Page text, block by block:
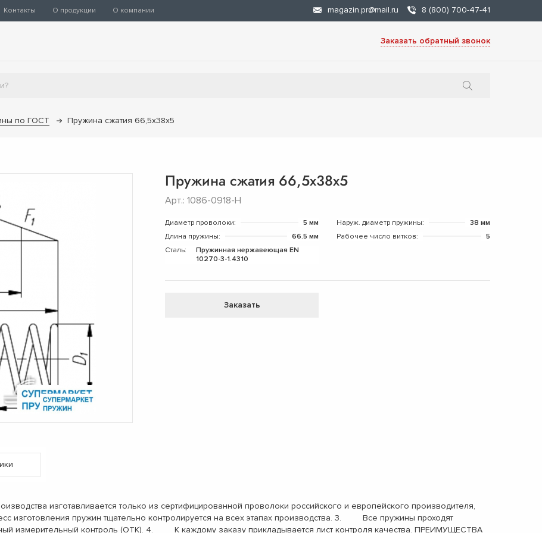
Контакты О продукции О компании magazin.pr@mail.ru 8 (800) 700-47-41
Заказать обратный звонок
по ГОСТ Пружина сжатия 66,5х38х5
Пружина сжатия 66,5х38х5
Арт.: 1086-0918-Н
Диаметр проволоки: 5 мм Наруж. диаметр пружины:
38 мм
Длина пружины:
66.5 мм Рабочее число витков:
5
Сталь:
Пружинная нержавеющая EN
10270-3-1.4310
Заказать
изготавливается только из сертифицированной проволоки российского и европейского производителя,
пружин тщательно контролируется на всех этапах производства. 3. Все пружины проходят
измерительный контроль (ОТК). 4. К каждому заказу прикладывается лист контроля качества. ПРЕИМУЩЕСТВА